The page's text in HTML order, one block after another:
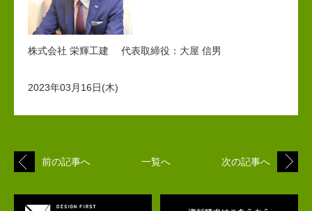
株式会社 栄輝工建 代表取締役：大屋 信男
2023年03月16日(木)
前の記事へ 一覧へ 次の記事へ